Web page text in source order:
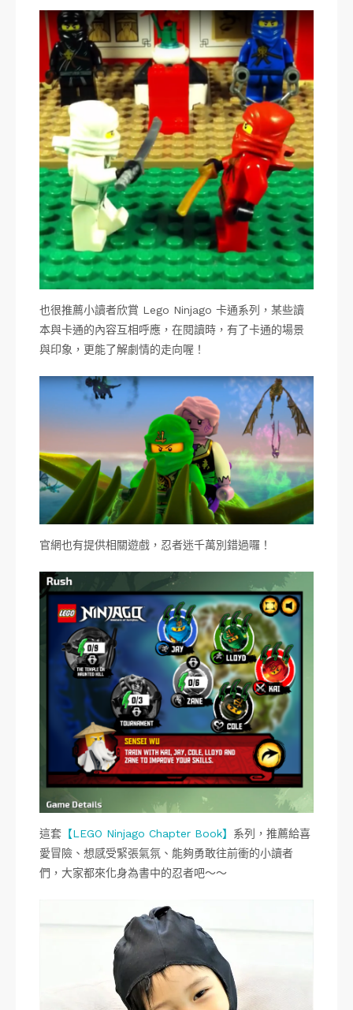
也很推薦小讀者欣賞 Lego Ninjago 卡通系列，某些讀
本與卡通的內容互相呼應，在閱讀時，有了卡通的場景
與印象，更能了解劇情的走向喔！
官網也有提供相關遊戲，忍者迷千萬別錯過囉！
這套 【LEGO Ninjago Chapter Book】 系列，推薦給喜
愛冒險、想感受緊張氣氛、能夠勇敢往前衝的小讀者
們，大家都來化身為書中的忍者吧～～